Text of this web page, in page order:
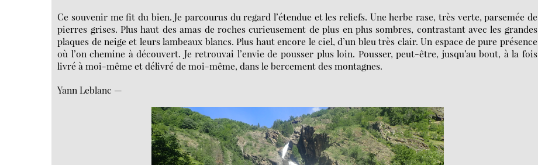
Ce souvenir me fit du bien. Je parcourus du regard l’étendue et les reliefs. Une herbe rase, très verte, parsemée de
pierres grises. Plus haut des amas de roches curieusement de plus en plus sombres, contrastant avec les grandes
plaques de neige et leurs lambeaux blancs. Plus haut encore le ciel, d’un bleu très clair. Un espace de pure présence
où l’on chemine à découvert. Je retrouvai l’envie de pousser plus loin. Pousser, peut-être, jusqu’au bout, à la fois
livré à moi-même et délivré de moi-même, dans le bercement des montagnes.
Yann Leblanc —